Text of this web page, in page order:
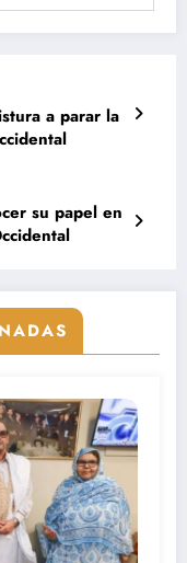
a parar la
su papel en